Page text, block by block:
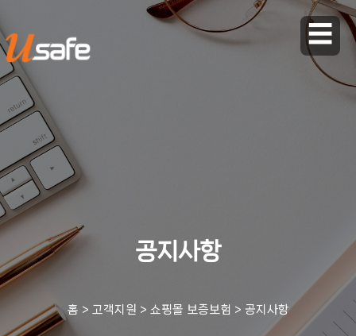
공지사항
홈 > 고객지원 > 쇼핑몰 보증보험 > 공지사항
☰